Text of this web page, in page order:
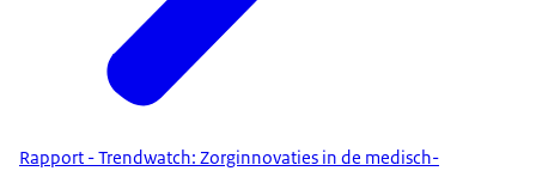
Rapport - Trendwatch: Zorginnovaties in de medisch-